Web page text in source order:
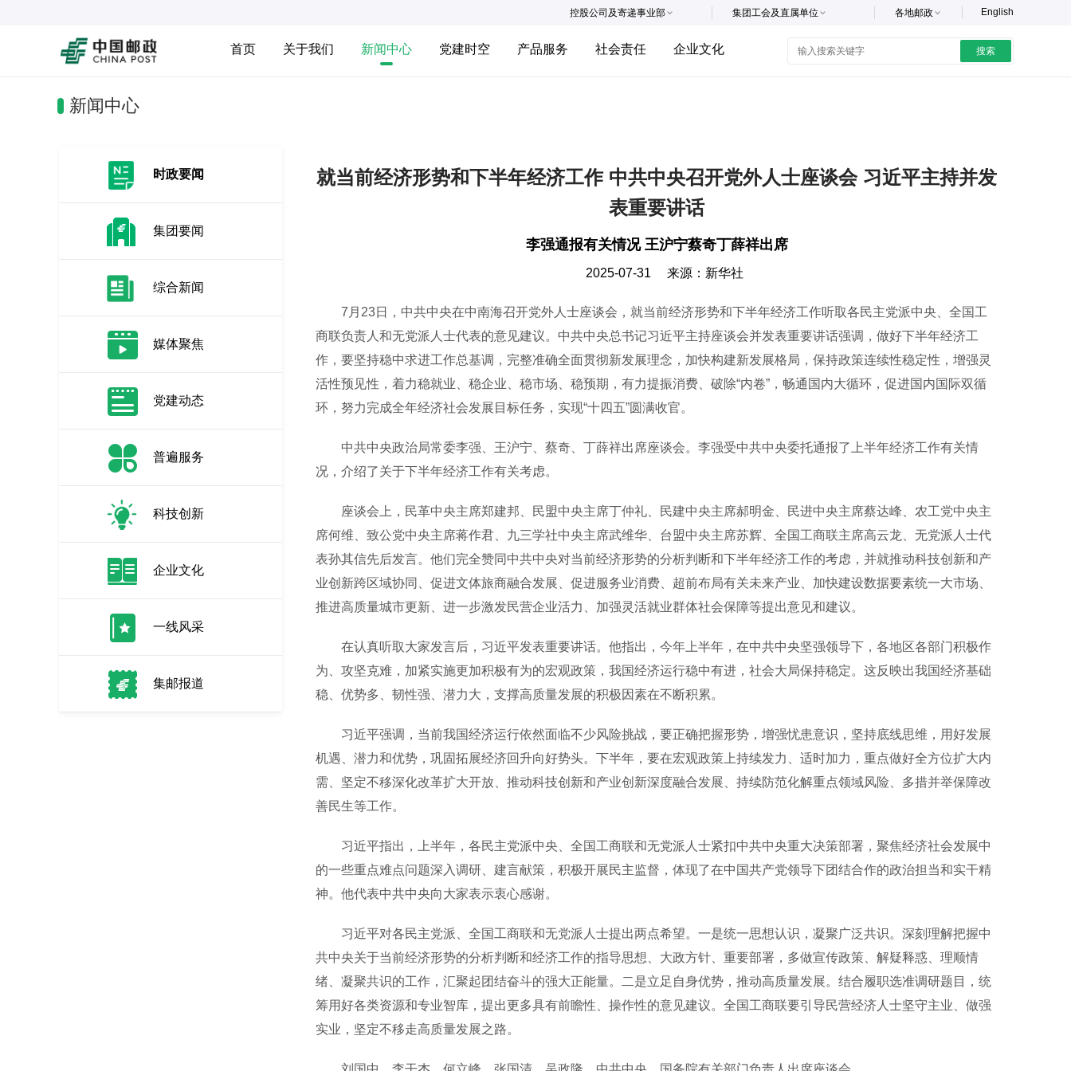
English
各地邮政
集团工会及直属单位
控股公司及寄递事业部
首页 关于我们 新闻中心 党建时空 产品服务 社会责任 企业文化 搜索
新闻中心
时政要闻
集团要闻
综合新闻
媒体聚焦
党建动态
普遍服务
科技创新
企业文化
一线风采
集邮报道
就当前经济形势和下半年经济工作 中共中央召开党外人士座谈会 习近平主持并发
表重要讲话
李强通报有关情况 王沪宁蔡奇丁薛祥出席
2025-07-31 来源： 新华社
7月23日，中共中央在中南海召开党外人士座谈会，就当前经济形势和下半年经济工作听取各民主党派中央、全国工
商联负责人和无党派人士代表的意见建议。中共中央总书记习近平主持座谈会并发表重要讲话强调，做好下半年经济工
作，要坚持稳中求进工作总基调，完整准确全面贯彻新发展理念，加快构建新发展格局，保持政策连续性稳定性，增强灵
活性预见性，着力稳就业、稳企业、稳市场、稳预期，有力提振消费、破除“内卷”，畅通国内大循环，促进国内国际双循
环，努力完成全年经济社会发展目标任务，实现“十四五”圆满收官。
中共中央政治局常委李强、王沪宁、蔡奇、丁薛祥出席座谈会。李强受中共中央委托通报了上半年经济工作有关情
况，介绍了关于下半年经济工作有关考虑。
座谈会上，民革中央主席郑建邦、民盟中央主席丁仲礼、民建中央主席郝明金、民进中央主席蔡达峰、农工党中央主
席何维、致公党中央主席蒋作君、九三学社中央主席武维华、台盟中央主席苏辉、全国工商联主席高云龙、无党派人士代
表孙其信先后发言。他们完全赞同中共中央对当前经济形势的分析判断和下半年经济工作的考虑，并就推动科技创新和产
业创新跨区域协同、促进文体旅商融合发展、促进服务业消费、超前布局有关未来产业、加快建设数据要素统一大市场、
推进高质量城市更新、进一步激发民营企业活力、加强灵活就业群体社会保障等提出意见和建议。
在认真听取大家发言后，习近平发表重要讲话。他指出，今年上半年，在中共中央坚强领导下，各地区各部门积极作
为、攻坚克难，加紧实施更加积极有为的宏观政策，我国经济运行稳中有进，社会大局保持稳定。这反映出我国经济基础
稳、优势多、韧性强、潜力大，支撑高质量发展的积极因素在不断积累。
习近平强调，当前我国经济运行依然面临不少风险挑战，要正确把握形势，增强忧患意识，坚持底线思维，用好发展
机遇、潜力和优势，巩固拓展经济回升向好势头。下半年，要在宏观政策上持续发力、适时加力，重点做好全方位扩大内
需、坚定不移深化改革扩大开放、推动科技创新和产业创新深度融合发展、持续防范化解重点领域风险、多措并举保障改
善民生等工作。
习近平指出，上半年，各民主党派中央、全国工商联和无党派人士紧扣中共中央重大决策部署，聚焦经济社会发展中
的一些重点难点问题深入调研、建言献策，积极开展民主监督，体现了在中国共产党领导下团结合作的政治担当和实干精
神。他代表中共中央向大家表示衷心感谢。
习近平对各民主党派、全国工商联和无党派人士提出两点希望。一是统一思想认识，凝聚广泛共识。深刻理解把握中
共中央关于当前经济形势的分析判断和经济工作的指导思想、大政方针、重要部署，多做宣传政策、解疑释惑、理顺情
绪、凝聚共识的工作，汇聚起团结奋斗的强大正能量。二是立足自身优势，推动高质量发展。结合履职选准调研题目，统
筹用好各类资源和专业智库，提出更多具有前瞻性、操作性的意见建议。全国工商联要引导民营经济人士坚守主业、做强
实业，坚定不移走高质量发展之路。